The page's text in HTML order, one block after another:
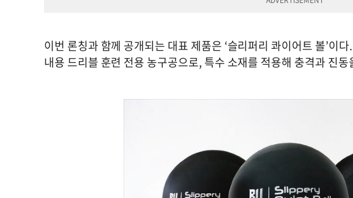
이번 론칭과 함께 공개되는 대표 제품은 ‘슬리퍼리 콰이어트 볼’이
내용 드리블 훈련 전용 농구공으로, 특수 소재를 적용해 충격과 진